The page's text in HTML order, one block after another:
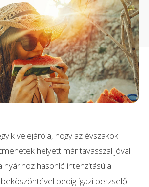
velejárója, hogy az évszakok
helyett már tavasszal jóval
nyárihoz hasonló intenzitású a
pedig igazi perzselő